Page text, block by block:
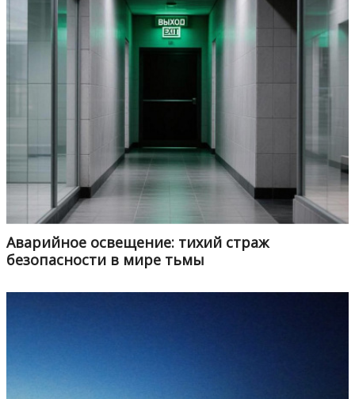
Аварийное освещение: тихий страж
безопасности в мире тьмы